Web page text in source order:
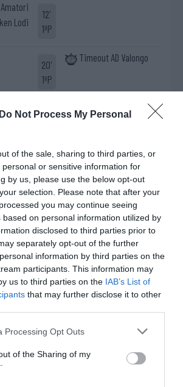
Do Not Process My Personal
of the sale, sharing to third parties, or
or sensitive information for
by us, please use the below opt-out
selection. Please note that after your
you may continue seeing
based on personal information utilized by
disclosed to third parties prior to
separately opt-out of the further
information by third parties on the
participants. This information may
us to third parties on the IAB’s List of
that may further disclose it to other
Processing Opt Outs
of the Sharing of my
Lodi
12'
1ªP
20'
1ªP
Timeout AD Valongo
22'
Faccin
25'
1ªP
Defesa de penálti
Gonçalo "Guga" Bento ®
Fim da 1ª parte.
Início da 2ª parte.
1'
2ªP
1-1 João Almeida
7'